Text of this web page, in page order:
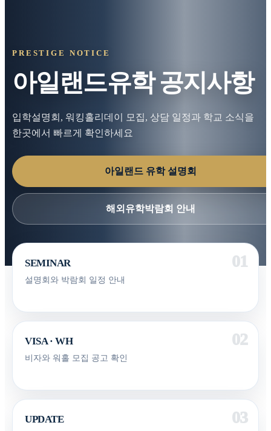
PRESTIGE NOTICE
아일랜드유학 공지사항
입학설명회, 워킹홀리데이 모집, 상담 일정과 학교 소식을
한곳에서 빠르게 확인하세요
아일랜드 유학 설명회
해외유학박람회 안내
SEMINAR
설명회와 박람회 일정 안내
VISA · WH
비자와 워홀 모집 공고 확인
UPDATE